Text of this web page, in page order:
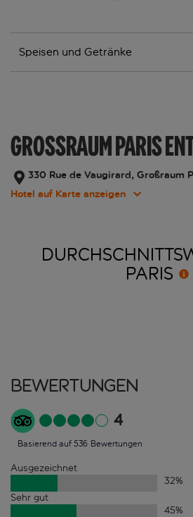
Speisen und Getränke
GROSSRAUM PARIS
330 Rue de Vaugirard, Großraum
Hotel auf Karte anzeigen
PARIS
Bewertungen
4
Basierend auf 536 Bewertungen
Ausgezeichnet
32%
Sehr gut
45%